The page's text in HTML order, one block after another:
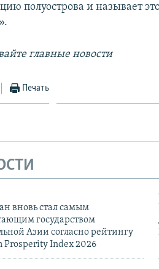
полуострова и называет
главные новости
Печать
вновь стал самым
государством
Азии согласно рейтингу
Prosperity Index 2026